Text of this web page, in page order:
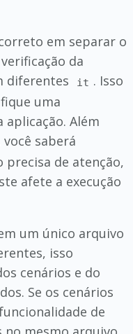
em separar o
da
diferentes
it . Isso
uma
aplicação. Além
saberá
de atenção,
afete a execução
um único arquivo
isso
cenários e do
Se os cenários
de